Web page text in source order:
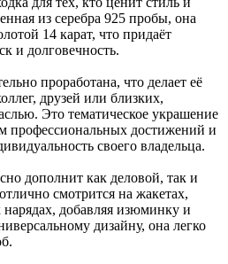
из серебра 925 пробы, она
14 карат, что придаёт
и долговечность.
проработана, что делает её
друзей или близких,
Это тематическое украшение
профессиональных достижений и
своего владельца.
дополнит как деловой, так и
смотрится на жакетах,
добавляя изюминку и
дизайну, она легко